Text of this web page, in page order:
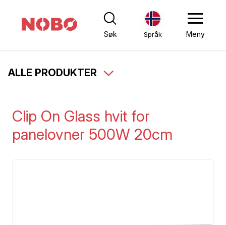
Søk Språk Meny
ALLE PRODUKTER
Clip On Glass hvit for
panelovner 500W 20cm